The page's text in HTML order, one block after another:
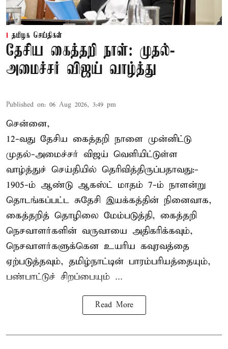
தமிழக செய்திகள்
தேசிய கைத்தறி நாள்: முதல்-
அமைச்சர் விஜய் வாழ்த்து
Published on: 06 Aug 2026, 3:49 pm
சென்னை,
12-வது தேசிய கைத்தறி நாளை முன்னிட்டு
முதல்-அமைச்சர் விஜய் வெளியிட்டுள்ள
வாழ்த்துச் செய்தியில் தெரிவித்திருப்பதாவது:-
1905-ம் ஆண்டு ஆகஸ்ட் மாதம் 7-ம் நாளன்று
தொடங்கப்பட்ட சுதேசி இயக்கத்தின் நினைவாக,
கைத்தறித் தொழிலை மேம்படுத்தி, கைத்தறி
நெசவாளர்களின் வருவாயை அதிகரிக்கவும்,
நெசவாளர்களுக்கென உயரிய கவுரவத்தை
ஏற்படுத்தவும், தமிழ்நாட்டின் பாரம்பரியத்தையும்,
பண்பாட்டுச் சிறப்பையும் ...
Read More